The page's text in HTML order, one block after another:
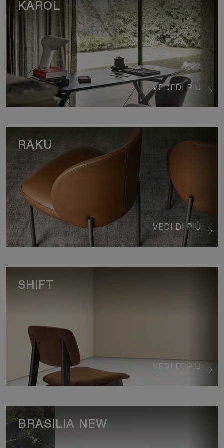
VEDI DI PIÙ
KAROL
VEDI DI PIÙ
RAKU
VEDI DI PIÙ
SHIFT
BRASILIA NEW